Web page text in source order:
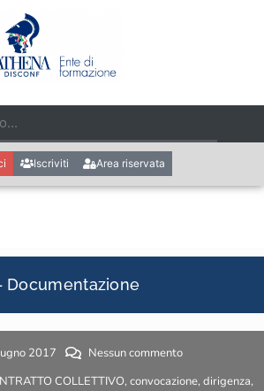
Iscriviti Area riservata
Documentazione
2017
Nessun commento
COLLETTIVO, convocazione, dirigenza,